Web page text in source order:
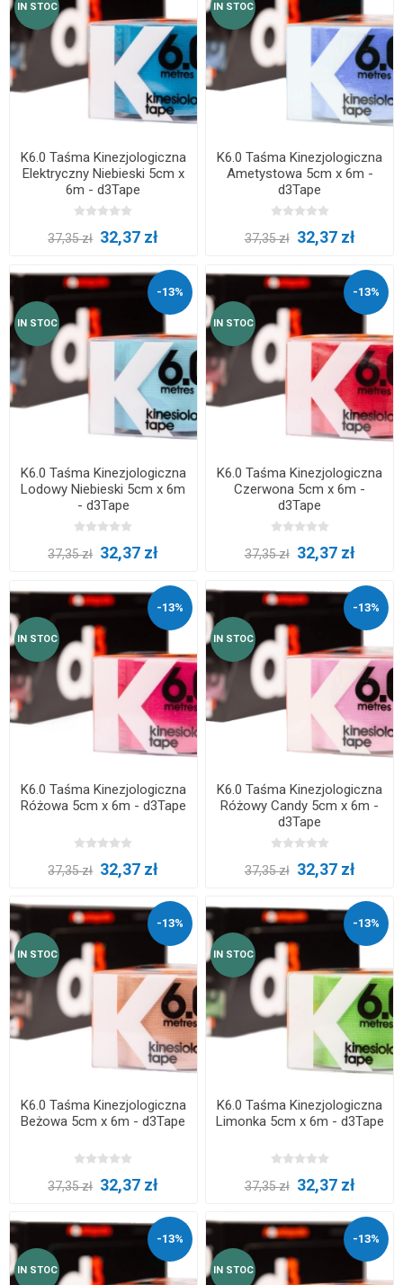
IN STOC
K6.0 Taśma Kinezjologiczna
Elektryczny Niebieski 5cm x
6m - d3Tape
37,35 zł 32,37 zł
IN STOC
K6.0 Taśma Kinezjologiczna
Ametystowa 5cm x 6m -
d3Tape
37,35 zł 32,37 zł
-13%
IN STOC
K6.0 Taśma Kinezjologiczna
Lodowy Niebieski 5cm x 6m
- d3Tape
37,35 zł 32,37 zł
-13%
IN STOC
K6.0 Taśma Kinezjologiczna
Czerwona 5cm x 6m -
d3Tape
37,35 zł 32,37 zł
-13%
IN STOC
K6.0 Taśma Kinezjologiczna
Różowa 5cm x 6m - d3Tape
37,35 zł 32,37 zł
-13%
IN STOC
K6.0 Taśma Kinezjologiczna
Różowy Candy 5cm x 6m -
d3Tape
37,35 zł 32,37 zł
-13%
IN STOC
K6.0 Taśma Kinezjologiczna
Beżowa 5cm x 6m - d3Tape
37,35 zł 32,37 zł
-13%
IN STOC
K6.0 Taśma Kinezjologiczna
Limonka 5cm x 6m - d3Tape
37,35 zł 32,37 zł
-13%
IN STOC
-13%
IN STOC